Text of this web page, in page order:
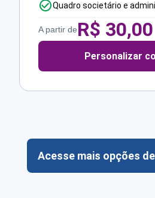
Quadro societário e
A partir deR$ 30,00
Personalizar
Acesse mais opções